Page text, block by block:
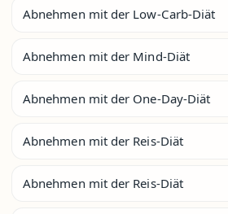
Abnehmen mit der Low-Carb-Diät
Abnehmen mit der Mind-Diät
Abnehmen mit der One-Day-Diät
Abnehmen mit der Reis-Diät
Abnehmen mit der Reis-Diät